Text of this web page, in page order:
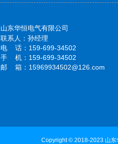
山东华恒电气有限公司
联系人：孙经理
电 话：159-699-34502
手 机：159-699-34502
邮 箱：15969934502@126.com
Copyright © 2018-2023 山